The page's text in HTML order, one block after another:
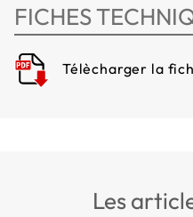
FICHES
Télècharger la
les